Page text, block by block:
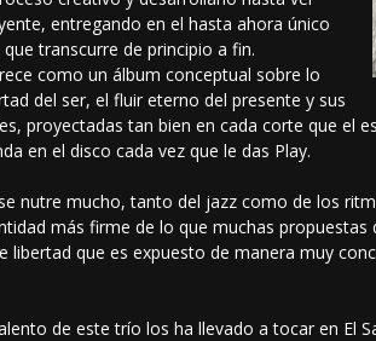
entregando en el hasta ahora único
que transcurre de principio a fin.
como un álbum conceptual sobre lo
del ser, el fluir eterno del presente y sus
proyectadas tan bien en cada corte que el
en el disco cada vez que le das Play.
nutre mucho, tanto del jazz como de los
más firme de lo que muchas
libertad que es expuesto de manera muy
de este trío los ha llevado a tocar en El